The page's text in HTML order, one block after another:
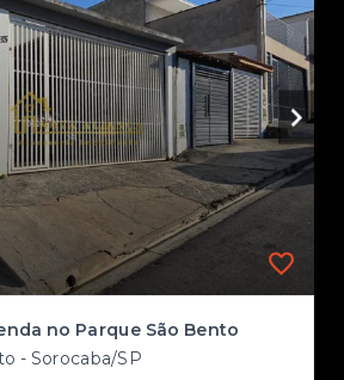
no Parque São Bento
- Sorocaba/SP